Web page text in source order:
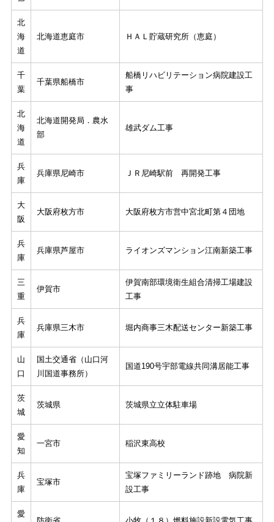
北
海
道
北海道恵庭市 ＨＡＬ貯蔵研究所（恵庭）
千
葉
千葉県船橋市
船橋リハビリテーション病院建設工
事
北
海
道
北海道開発局．農水
部
雄武ダム工事
兵
庫
兵庫県尼崎市 ＪＲ尼崎駅前 再開発工事
大
阪
大阪府枚方市 大阪府枚方市営中宮北町第４団地
兵
庫
兵庫県芦屋市 ライオンズマンション江南新築工事
三
重
伊賀市
伊賀南部環境衛生組合清掃工場建設
工事
兵
庫
兵庫県三木市 堀内商事三木配送センター新築工事
山
口
国土交通省（山口河
川国道事務所）
国道190号宇部電線共同溝居能工事
茨
城
茨城県 茨城県立立体駐車場
愛
知
一宮市 稲沢東高校
兵
庫
宝塚市
宝塚ファミリーランド跡地 病院新
設工事
愛